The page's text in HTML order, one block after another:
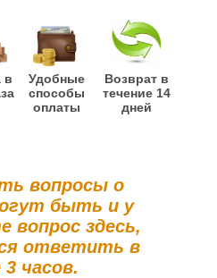
в
Удобные
способы
оплаты
Возврат в
течение 14
дней
вопросы о
быть и у
вопрос здесь,
ответить в
часов.